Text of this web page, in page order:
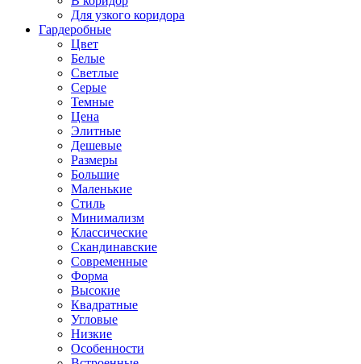
Для узкого коридора
Гардеробные
Цвет
Белые
Светлые
Серые
Темные
Цена
Элитные
Дешевые
Размеры
Большие
Маленькие
Стиль
Минимализм
Классические
Скандинавские
Современные
Форма
Высокие
Квадратные
Угловые
Низкие
Особенности